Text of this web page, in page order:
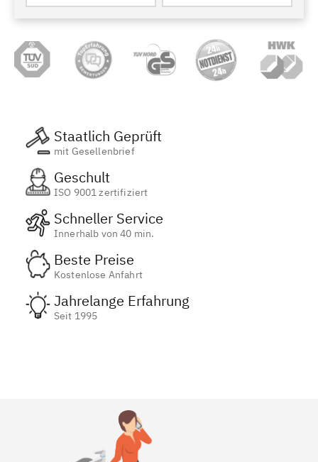
Staatlich Geprüft
mit Gesellenbrief
Geschult
ISO 9001 zertifiziert
Schneller Service
Innerhalb von 40 min.
Beste Preise
Kostenlose Anfahrt
Jahrelange Erfahrung
Seit 1995